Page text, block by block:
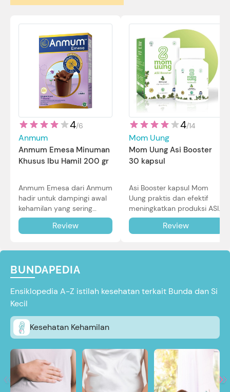
4/6
Anmum
Anmum Emesa Minuman
Khusus Ibu Hamil 200 gr
Anmum Emesa dari Anmum
hadir untuk dampingi awal
kehamilan yang sering
diiringi dengan mual dan
muntah. Simak reviewnya di
Review
4/14
Mom Uung
Mom Uung Asi Booster
30 kapsul
Asi Booster kapsul Mom
Uung praktis dan efektif
meningkatkan produksi ASI
Bunda untuk Si Kecil. Simak
review lengkapnya di sini.
Review
BUNDAPEDIA
Ensiklopedia A-Z istilah kesehatan terkait Bunda dan Si
Kecil
Kesehatan Kehamilan